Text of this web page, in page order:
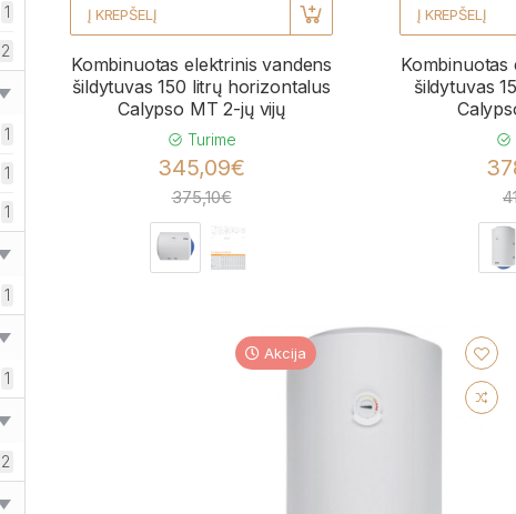
1
2
1
1
1
1
1
2
Į KREPŠELĮ
Kombinuotas elektrinis vandens
šildytuvas 150 litrų horizontalus
Calypso MT 2-jų vijų
Turime
345,09€
375,10€
Į KREPŠELĮ
Kombinuotas
šildytuvas
Akcija